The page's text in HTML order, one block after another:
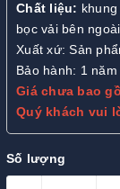
Chất liệu:
bọc vải bên ngoài
Xuất xứ: Sản
Bảo hành: 1
Giá chưa bao
Quý khách vui
Số lượng